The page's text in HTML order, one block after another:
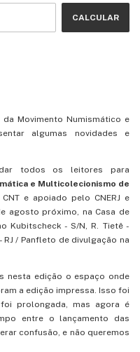
CALCULAR
Movimento Numismático e
algumas novidades e
todos os leitores para
e Multicolecionismo de
e apoiado pelo CNERJ e
agosto próximo, na Casa de
Kubitscheck - S/N, R. Tietê -
/ Panfleto de divulgação na
nesta edição o espaço onde
a edição impressa. Isso foi
prolongada, mas agora é
entre o lançamento das
confusão, e não queremos